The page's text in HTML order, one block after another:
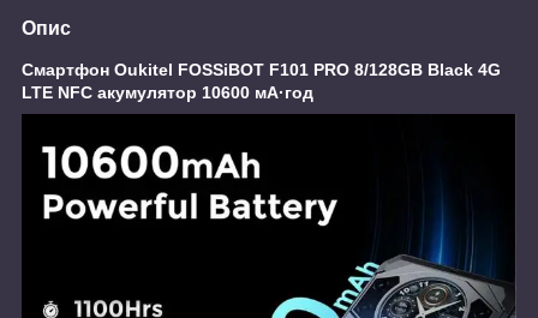
Опис
Смартфон Oukitel FOSSiBOT F101 PRO 8/128GB Black 4G
LTE NFC акумулятор 10600 мА·год